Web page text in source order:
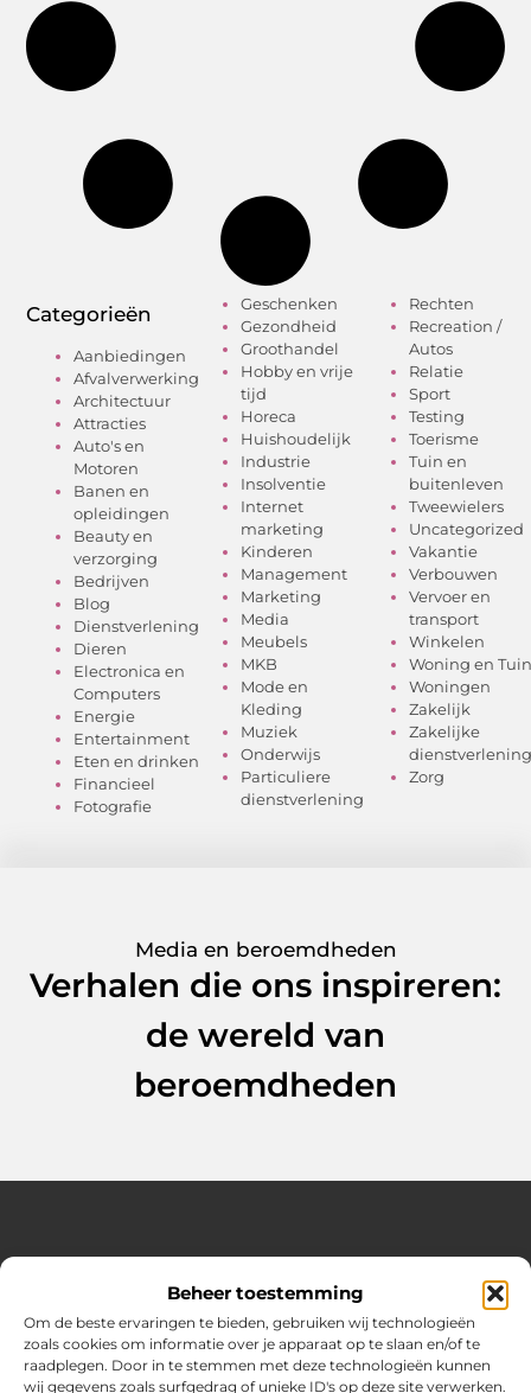
Beheer toestemming
Om de beste ervaringen te bieden, gebruiken wij technologieën
zoals cookies om informatie over je apparaat op te slaan en/of te
raadplegen. Door in te stemmen met deze technologieën kunnen
wij gegevens zoals surfgedrag of unieke ID's op deze site verwerken.
Categorieën
Aanbiedingen
Afvalverwerking
Architectuur
Attracties
Auto's en
Motoren
Banen en
opleidingen
Beauty en
verzorging
Bedrijven
Blog
Dienstverlening
Dieren
Electronica en
Computers
Energie
Entertainment
Eten en drinken
Financieel
Fotografie
Geschenken
Gezondheid
Groothandel
Hobby en vrije
tijd
Horeca
Huishoudelijk
Industrie
Insolventie
Internet
marketing
Kinderen
Management
Marketing
Media
Meubels
MKB
Mode en
Kleding
Muziek
Onderwijs
Particuliere
dienstverlening
Rechten
Recreation /
Autos
Relatie
Sport
Testing
Toerisme
Tuin en
buitenleven
Tweewielers
Uncategorized
Vakantie
Verbouwen
Vervoer en
transport
Winkelen
Woning en Tuin
Woningen
Zakelijk
Zakelijke
dienstverlening
Zorg
Media en beroemdheden
Verhalen die ons inspireren:
de wereld van
beroemdheden
Jouw bron voor inspiratie en praktische tips voor het
Verken een gevarieerde selectie blogs en artikelen boordevol
handige adviezen en verrassende inzichten om elke dag
optimaal te benutten.